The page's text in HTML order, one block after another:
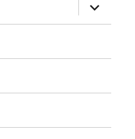
확
장
위
메
장